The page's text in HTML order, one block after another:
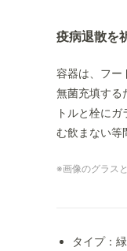
疫病退散を
容器は、フー
無菌充填する
トルと栓に
む飲まない等
※画像のグラス
タイプ：